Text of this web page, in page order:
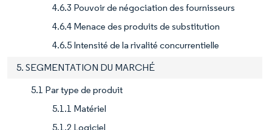
4.6.3 Pouvoir de négociation des fournisseurs
4.6.4 Menace des produits de substitution
4.6.5 Intensité de la rivalité concurrentielle
5. SEGMENTATION DU MARCHÉ
5.1 Par type de produit
5.1.1 Matériel
5.1.2 Logiciel